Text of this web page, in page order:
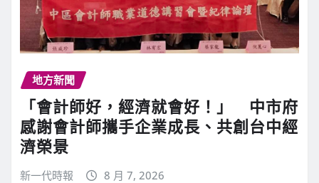
地方新聞
「會計師好，經濟就會好！」 中市府
感謝會計師攜手企業成長、共創台中經
濟榮景
新一代時報 8 月 7, 2026